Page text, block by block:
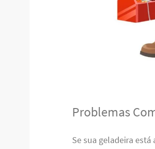
Problemas
Se sua geladeira